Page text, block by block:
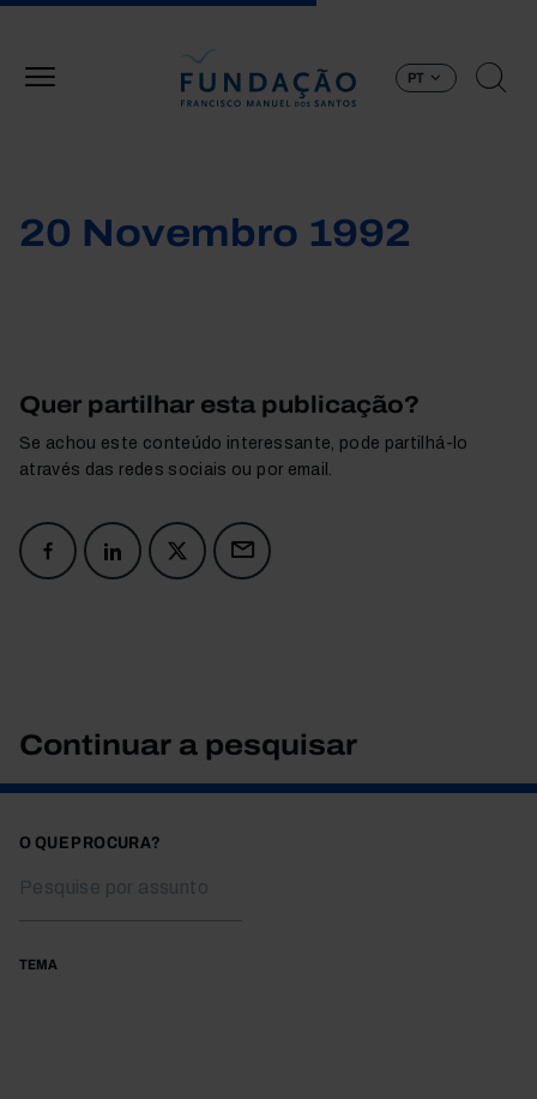
PT
20 Novembro 1992
Quer partilhar esta publicação?
Se achou este conteúdo interessante, pode partilhá-lo
através das redes sociais ou por email.
Continuar a pesquisar
O QUE PROCURA?
TEMA